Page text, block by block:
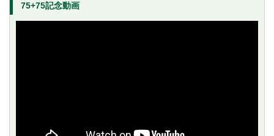
75+75記念動画